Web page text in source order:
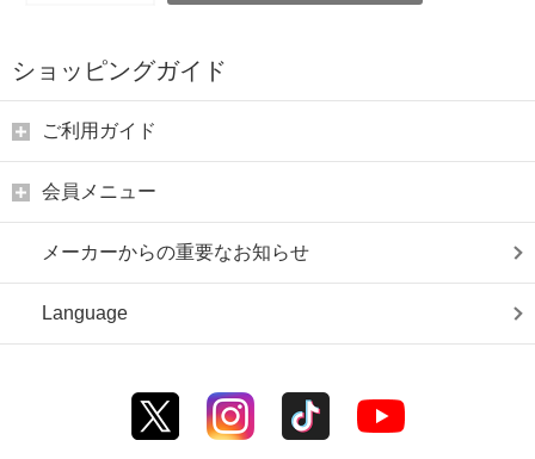
ショッピングガイド
ご利用ガイド
会員メニュー
メーカーからの重要なお知らせ
Language